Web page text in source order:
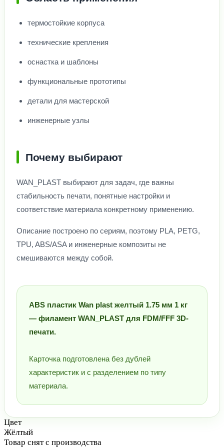
термостойкие корпуса
технические крепления
оснастка и шаблоны
функциональные прототипы
детали для мастерской
инженерные узлы
Почему выбирают
WAN_PLAST выбирают для задач, где важны
стабильность печати, понятные настройки и
соответствие материала конкретному применению.
Описание построено по сериям, поэтому PLA, PETG,
TPU, ABS/ASA и инженерные композиты не
смешиваются между собой.
ABS пластик Wan plast желтый 1.75 мм 1 кг
— филамент WAN_PLAST для FDM/FFF 3D-
печати.
Карточка подготовлена без дублей
характеристик и с разделением по типу
материала.
Цвет
Жёлтый
Товар снят с производства